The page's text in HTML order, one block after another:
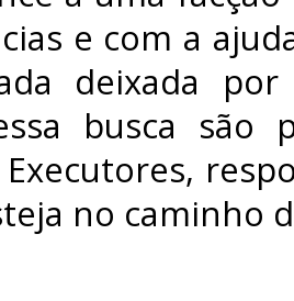
e com a
deixada
busca são
no caminho